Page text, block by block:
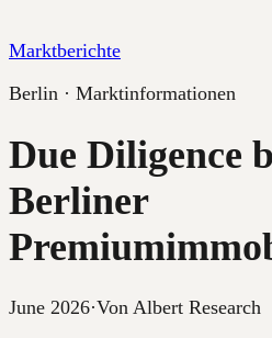
Marktberichte
Berlin · Marktinformationen
Due Diligence
Berliner
June 2026·Von Albert Research